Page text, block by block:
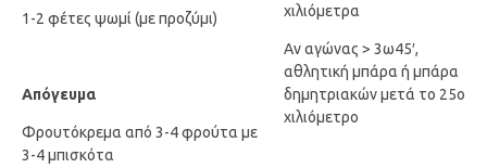
1-2 φέτες ψωμί (με προζύμι)
Απόγευμα
Φρουτόκρεμα από 3-4 φρούτα με
3-4 μπισκότα
χιλιόμετρα
Αν αγώνας > 3ω45′,
αθλητική μπάρα ή μπάρα
δημητριακών μετά το 25ο
χιλιόμετρο